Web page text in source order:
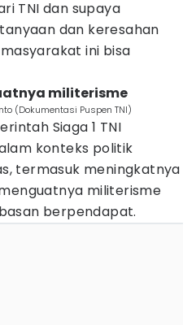
TNI dan supaya
dan keresahan
ini bisa
militerisme
(Dokumentasi Puspen TNI)
Siaga 1 TNI
konteks politik
termasuk meningkatnya
militerisme
berpendapat.